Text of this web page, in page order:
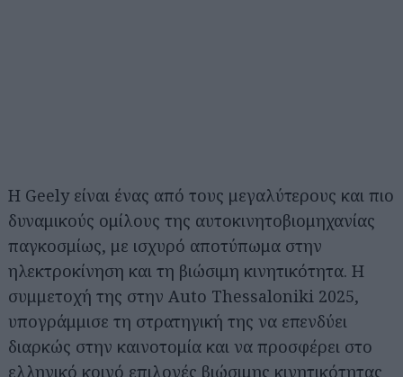
Η Geely είναι ένας από τους μεγαλύτερους και πιο
δυναμικούς ομίλους της αυτοκινητοβιομηχανίας
παγκοσμίως, με ισχυρό αποτύπωμα στην
ηλεκτροκίνηση και τη βιώσιμη κινητικότητα. Η
συμμετοχή της στην Auto Thessaloniki 2025,
υπογράμμισε τη στρατηγική της να επενδύει
διαρκώς στην καινοτομία και να προσφέρει στο
ελληνικό κοινό επιλογές βιώσιμης κινητικότητας